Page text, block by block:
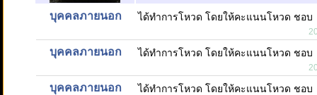
บุคคลภายนอก ได้ทำการโหวด โดยให้คะแนนโหวด ชอบ
บุคคลภายนอก ได้ทำการโหวด โดยให้คะแนนโหวด ชอบ
บุคคลภายนอก ได้ทำการโหวด โดยให้คะแนนโหวด ชอบ